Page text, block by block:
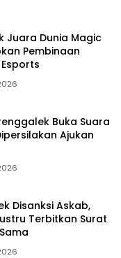
Juara Dunia Magic
Pembinaan
Buka Suara
Ajukan
Disanksi Askab,
Terbitkan Surat